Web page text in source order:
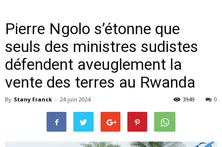
Pierre Ngolo s’étonne que
seuls des ministres sudistes
défendent aveuglement la
vente des terres au Rwanda
By Stany Franck - 24 juin 2024 0
3949